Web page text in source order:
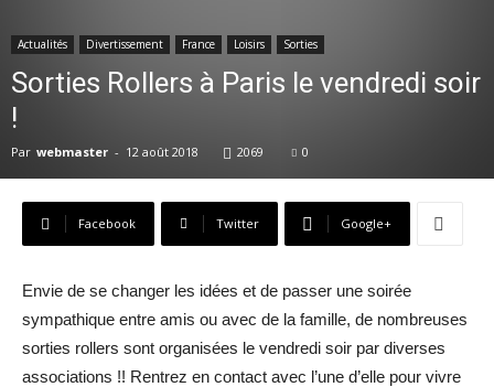
Actualités Divertissement France Loisirs Sorties
Sorties Rollers à Paris le vendredi soir
!
Par webmaster - 12 août 2018 2069 0
Facebook Twitter Google+
Envie de se changer les idées et de passer une soirée
sympathique entre amis ou avec de la famille, de nombreuses
sorties rollers sont organisées le vendredi soir par diverses
associations !! Rentrez en contact avec l’une d’elle pour vivre